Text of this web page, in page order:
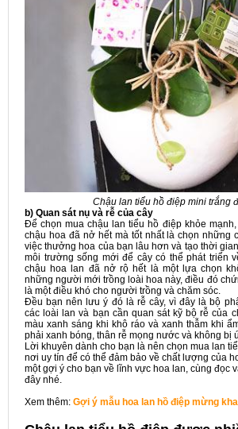
Chậu lan tiểu hồ điệp mini trắng
b) Quan sát nụ và rễ của cây
Để chọn mua chậu lan tiểu hồ điệp khỏe
chậu hoa đã nở hết mà tốt nhất là chọn những
việc thưởng hoa của bạn lâu hơn và tạo thời
môi trường sống mới để cây có thể phát triển
chậu hoa lan đã nở rộ hết là một lựa chọn
những người mới trồng loài hoa này, điều đó
là một điều khó cho người trồng và chăm sóc.
Đều bạn nên lưu ý đó là rễ cây, vì đây là bộ
các loài lan và bạn cần quan sát kỹ bộ rễ của
màu xanh sáng khi khô ráo và xanh thẫm khi
phải xanh bóng, thân rễ mọng nước và không bị
Lời khuyên dành cho bạn là nên chọn mua lan
nơi uy tín để có thể đảm bảo về chất lượng của
một gợi ý cho bạn về lĩnh vực hoa lan, cùng đọc
đây nhé.
Xem thêm: Gợi ý mẫu hoa lan hồ điệp mừng